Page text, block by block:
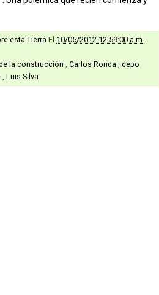
esta Tierra El 10/05/2012 12:59:00 a.m.
la construcción Carlos Ronda
cepo
Luis Silva